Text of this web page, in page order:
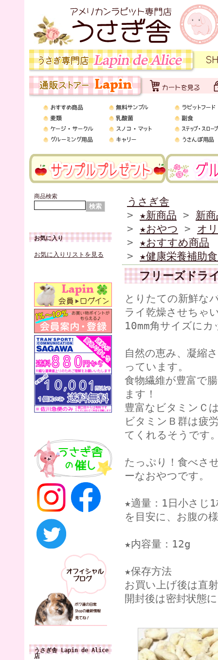
商品検索
お気に入り
お気に入りリストを見る
うさぎ舎 Lapin de Alice
店
うさぎ舎
> ★新商品 > 新
> ★おやつ > オ
> ★おすすめ商品
> ★健康栄養補助
フリーズド
とりたての新鮮な
ライ乾燥させちゃ
10mm角サイズに
自然の恵み、凝縮
っています。
食物繊維が豊富で
ます！
豊富なビタミンＣ
ビタミンＢ群は疲
てくれるそうです
たっぷり！食べさ
ーなおやつです。
★適量：1日小さじ
を目安に、お腹の
★内容量：12g
★保存方法
お買い上げ後は直
開封後は密封状態